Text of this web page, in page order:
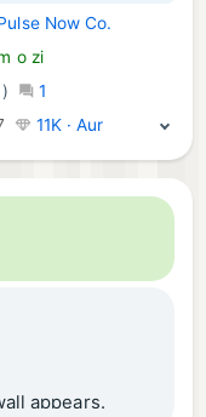
Now Co.
o zi
)
1
11K · Aur
appears.